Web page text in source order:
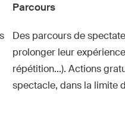
Parcours
Des parcours de
prolonger leur
répétition...). Actions
spectacle, dans la limite